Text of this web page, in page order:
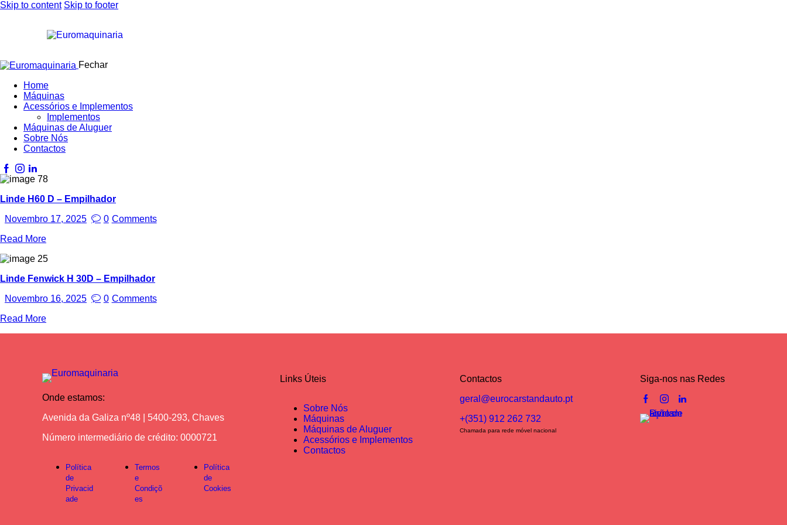
Skip to content Skip to footer
Fechar
Home
Máquinas
Acessórios e Implementos
Implementos
Máquinas de Aluguer
Sobre Nós
Contactos
Linde H60 D – Empilhador
Novembro 17, 2025
0 Comments
Read More
Linde Fenwick H 30D – Empilhador
Novembro 16, 2025
0 Comments
Read More
Onde estamos:
Avenida da Galiza nº48 | 5400-293, Chaves
Número intermediário de crédito: 0000721
Política
de
Privacid
ade
Termos
e
Condiçõ
es
Política
de
Cookies
Links Úteis
Sobre Nós
Máquinas
Máquinas de Aluguer
Acessórios e Implementos
Contactos
Contactos
geral@eurocarstandauto.pt
+(351) 912 262 732
Chamada para rede móvel nacional
Siga-nos nas Redes